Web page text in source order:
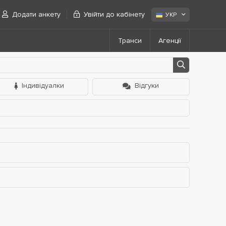
Додати анкету Увійти до кабінету УКР
Транси Агенції
Індивідуалки Відгуки